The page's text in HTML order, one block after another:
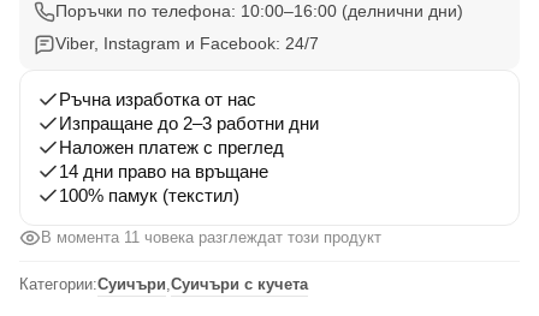
Поръчки по телефона: 10:00–16:00 (делнични дни)
Viber, Instagram и Facebook: 24/7
Ръчна изработка от нас
Изпращане до 2–3 работни дни
Наложен платеж с преглед
14 дни право на връщане
100% памук (текстил)
В момента 11 човека разглеждат този продукт
Категории:Суичъри,Суичъри с кучета